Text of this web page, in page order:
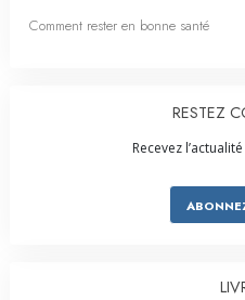
Comment rester en bonne santé
RESTEZ
Recevez